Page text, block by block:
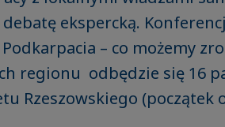
ekspercką.
Podkarpacia – co możemy
regionu odbędzie się 16
Rzeszowskiego (początek